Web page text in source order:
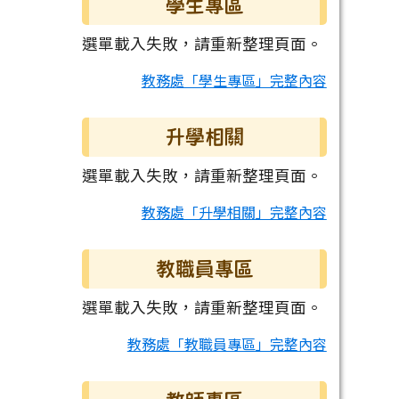
學生專區
選單載入失敗，請重新整理頁面。
教務處「學生專區」完整內容
升學相關
選單載入失敗，請重新整理頁面。
教務處「升學相關」完整內容
教職員專區
選單載入失敗，請重新整理頁面。
教務處「教職員專區」完整內容